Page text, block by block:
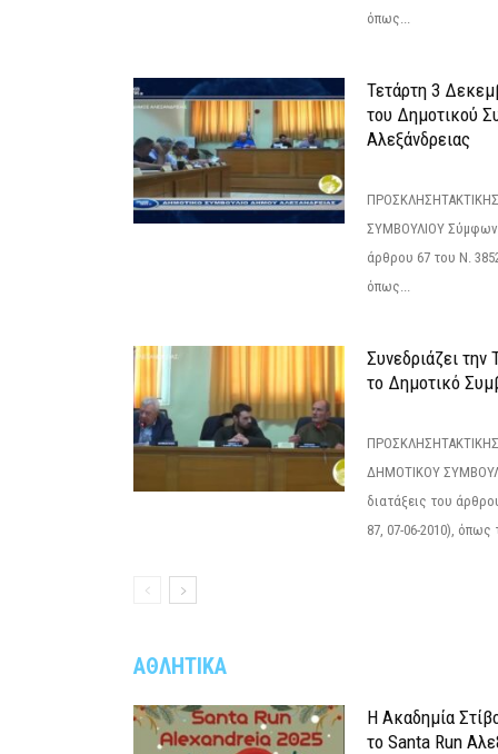
όπως...
Τετάρτη 3
του Δημοτικού
Αλεξάνδρειας
ΣΥΜΒΟΥΛΙΟΥ
άρθρου 67 του Ν.
όπως...
Συνεδριάζει
το Δημοτικό
ΔΗΜΟΤΙΚΟΥ
διατάξεις του
87, 07-06-2010), όπως
ΑΘΛΗΤΙΚΑ
Η Ακαδημία
το Santa Run